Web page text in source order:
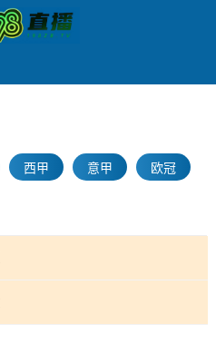
西甲 意甲 欧冠